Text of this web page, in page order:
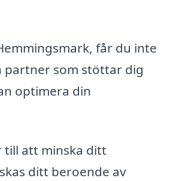
får du inte
partner som stöttar dig
optimera din
till att minska ditt
ditt beroende av